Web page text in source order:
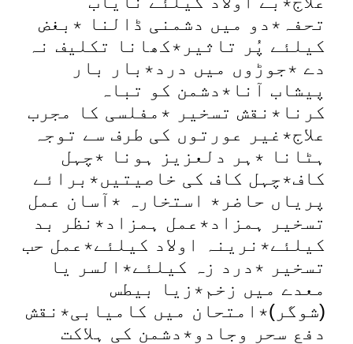
تحفہ٭دو میں دشمنی ڈالنا ٭بغض
کیلئے پُر تاثیر٭کھانا تکلیف نہ
دے ٭جوڑوں میں درد٭بار بار
پیشاب آنا٭دشمن کو تباہ
کرنا٭نقش تسخیر ٭مفلسی کا مجرب
علاج٭غیر عورتوں کی طرف سے توجہ
ہٹانا ٭ہر دلعزیز ہونا ٭چہل
کاف٭چہل کاف کی خاصیتیں٭برائے
پریاں حاضر٭ استخارہ ٭آسان عمل
تسخیر ہمزاد٭عمل ہمزاد٭نظر بد
کیلئے٭نرینہ اولاد کیلئے٭عمل حب
تسخیر ٭درد زہ کیلئے٭السر یا
معدے میں زخم٭زیا بیطس
(شوگر)٭امتحان میں کامیابی٭نقش
دفع سحر وجادو٭دشمن کی ہلاکت